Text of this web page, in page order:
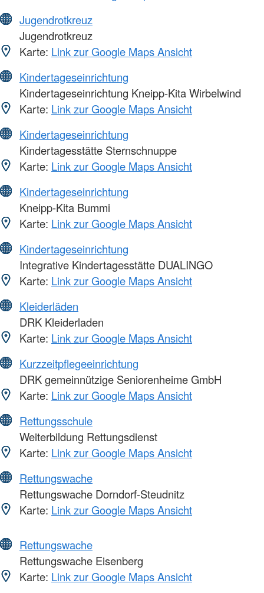
Jugendrotkreuz
Jugendrotkreuz
Karte: Link zur Google Maps Ansicht
Kindertageseinrichtung
Kindertageseinrichtung Kneipp-Kita Wirbelwind
Karte: Link zur Google Maps Ansicht
Kindertageseinrichtung
Kindertagesstätte Sternschnuppe
Karte: Link zur Google Maps Ansicht
Kindertageseinrichtung
Kneipp-Kita Bummi
Karte: Link zur Google Maps Ansicht
Kindertageseinrichtung
Integrative Kindertagesstätte DUALINGO
Karte: Link zur Google Maps Ansicht
Kleiderläden
DRK Kleiderladen
Karte: Link zur Google Maps Ansicht
Kurzzeitpflegeeinrichtung
DRK gemeinnützige Seniorenheime GmbH
Karte: Link zur Google Maps Ansicht
Rettungsschule
Weiterbildung Rettungsdienst
Karte: Link zur Google Maps Ansicht
Rettungswache
Rettungswache Dorndorf-Steudnitz
Karte: Link zur Google Maps Ansicht
Rettungswache
Rettungswache Eisenberg
Karte: Link zur Google Maps Ansicht